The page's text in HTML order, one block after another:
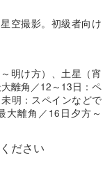
空撮影。初級者向け
明け方）、土星（宵
離角／12～13日：ペ
明：スペインなどで
大離角／16日夕方～
ださい